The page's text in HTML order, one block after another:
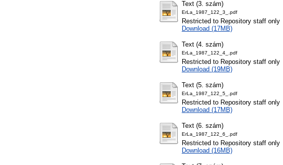
Text (3. szám)
ErLa_1987_122_3_.pdf
Restricted to Repository staff only
Download (17MB)
Text (4. szám)
ErLa_1987_122_4_.pdf
Restricted to Repository staff only
Download (19MB)
Text (5. szám)
ErLa_1987_122_5_.pdf
Restricted to Repository staff only
Download (17MB)
Text (6. szám)
ErLa_1987_122_6_.pdf
Restricted to Repository staff only
Download (16MB)